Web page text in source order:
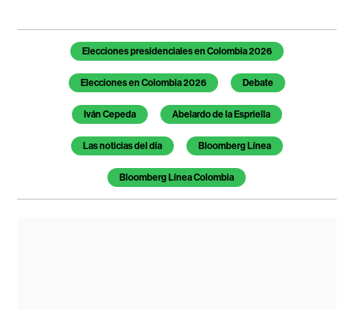
Temas de este artículo
Elecciones presidenciales en Colombia 2026
Elecciones en Colombia 2026 Debate
Iván Cepeda Abelardo de la Espriella
Las noticias del día Bloomberg Línea
Bloomberg Línea Colombia